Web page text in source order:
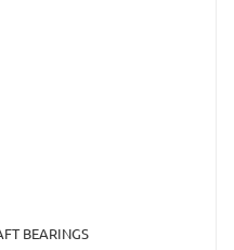
BEARINGS